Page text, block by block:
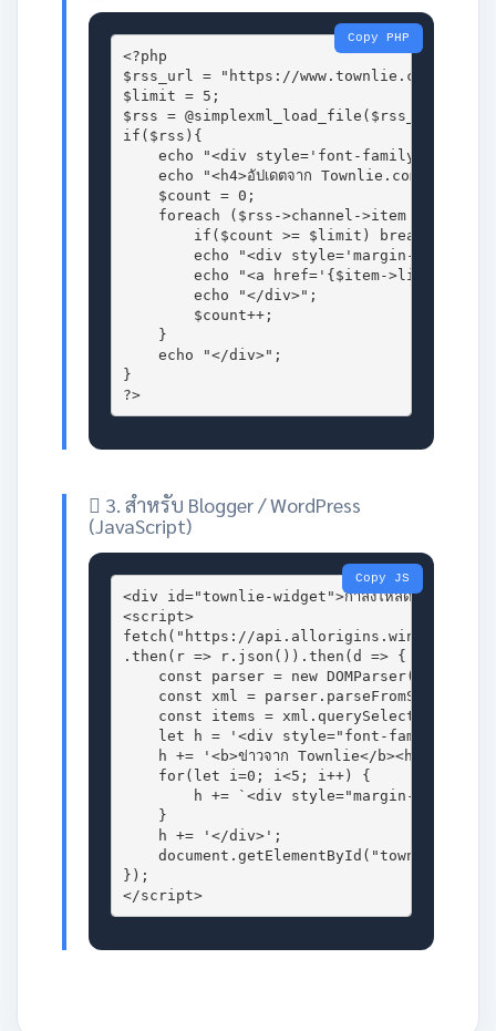
Copy PHP
<?php
$rss_url = "https://www.townlie.com/
$limit = 5;
$rss = @simplexml_load_file($rss_url);
if($rss){
echo "<div style='font-family:sans-
    echo "<h4>อัปเดตจาก Townlie.com</h4>";
    $count = 0;
foreach ($rss->channel->item as
        if($count >= $limit) break;
echo "<div style='margin-
echo "<a href='{$item->link}'
        echo "</div>";
        $count++;
    }
    echo "</div>";
}
?>
3. สำหรับ Blogger / WordPress
(JavaScript)
Copy JS
<div id="townlie-widget">กำลังโหลดข่าว...</
<script>
fetch("https://api.allorigins.win/get?url="
.then(r => r.json()).then(d => {
    const parser = new DOMParser();
const xml =
const items =
let h = '<div style="font-
    h += '<b>ข่าวจาก Townlie</b><hr>';
    for(let i=0; i<5; i++) {
h += `<div style="margin-
    }
    h += '</div>';
document.getElementById("townlie-
});
</script>